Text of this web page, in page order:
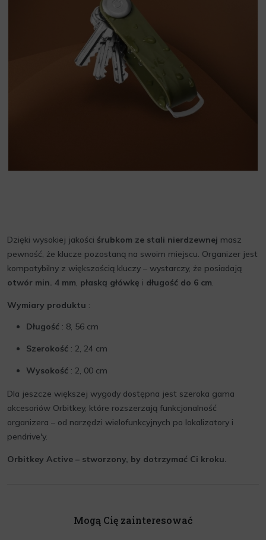
Dzięki wysokiej jakości śrubkom ze stali nierdzewnej masz
pewność, że klucze pozostaną na swoim miejscu. Organizer jest
kompatybilny z większością kluczy – wystarczy, że posiadają
otwór min. 4 mm, płaską główkę i długość do 6 cm.
Wymiary produktu :
Długość : 8, 56 cm
Szerokość : 2, 24 cm
Wysokość : 2, 00 cm
Dla jeszcze większej wygody dostępna jest szeroka gama
akcesoriów Orbitkey, które rozszerzają funkcjonalność
organizera – od narzędzi wielofunkcyjnych po lokalizatory i
pendrive'y.
Orbitkey Active – stworzony, by dotrzymać Ci kroku.
Mogą Cię zainteresować